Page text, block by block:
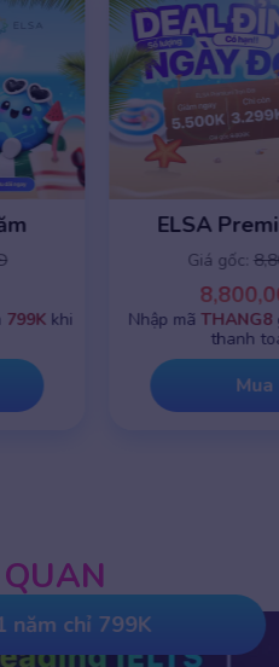
khi
ELSA
Giá gốc:
Nhập mãTHANG8
thanh
Mua
năm chỉ 799K